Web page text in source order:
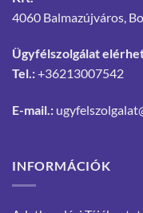
4060 Balmazújváros,
Ügyfélszolgálat
Tel.:+36213007542
E-mail.:
INFORMÁCIÓK